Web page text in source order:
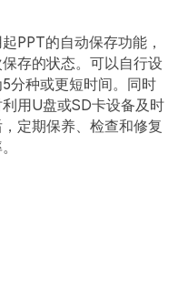
PPT的自动保存功能，
存的状态。可以自行设
分种或更短时间。同时
用U盘或SD卡设备及时
定期保养、检查和修复